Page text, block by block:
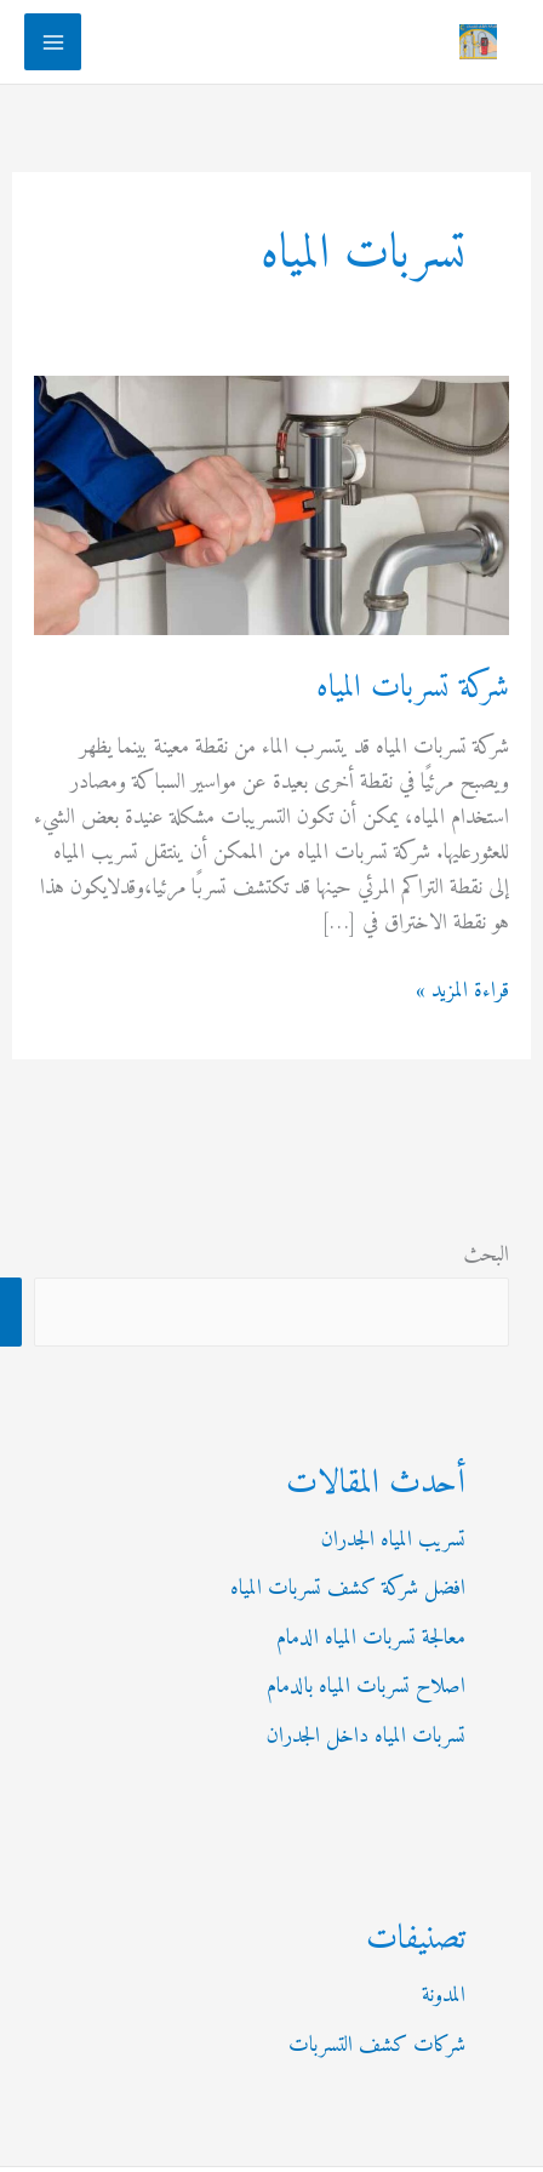
Main
تسربات المياه
تسربات المياه
المياه قد يتسرب الماء من نقطة معينة بينما يظهر
مرئيًا في نقطة أخرى بعيدة عن مواسير السباكة ومصادر
المياه، يمكن أن تكون التسريبات مشكلة عنيدة بعض الشيء
شركة تسربات المياه من الممكن أن ينتقل تسريب المياه
التراكم المرئي حينها قد تكتشف تسربًا مرئيا،وقدلايكون هذا
الاختراق في […]
»
أحدث المقالات
تسريب المياه الجدران
افضل شركة كشف تسربات المياه
معالجة تسربات المياه الدمام
اصلاح تسربات المياه بالدمام
تسربات المياه داخل الجدران
تصنيفات
شركات كشف التسربات